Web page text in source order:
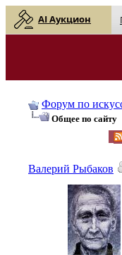
AI Аукцион
Форум по
Общее по сайту
Валерий Рыбаков